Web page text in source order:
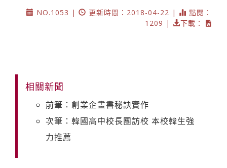
NO.1053 |
更新時間：2018-04-22 |
點閱：
1209 |
下載：
相關新聞
前筆：創業企畫書秘訣實作
次筆：韓國高中校長團訪校 本校韓生強
力推薦